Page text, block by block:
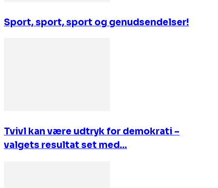
Sport, sport, sport og genudsendelser!
Tvivl kan være udtryk for demokrati –
valgets resultat set med...